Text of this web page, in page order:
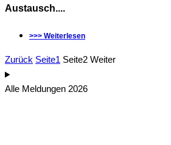
Austausch....
>>> Weiterlesen
Zurück Seite1 Seite2 Weiter
Alle Meldungen 2026